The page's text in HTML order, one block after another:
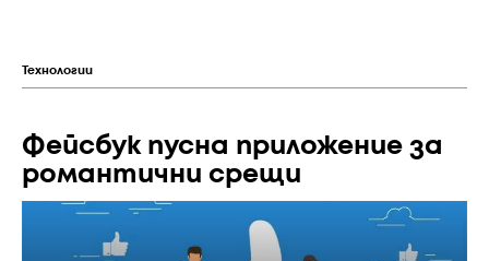
Технологии
Фейсбук пусна приложение за
романтични срещи